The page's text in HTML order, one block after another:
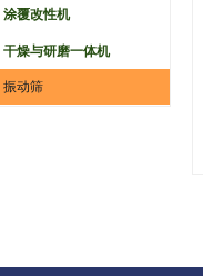
涂覆改性机
干燥与研磨一体机
振动筛